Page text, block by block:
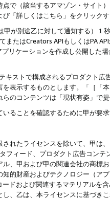
で（該当するアマゾン・サイト
「詳しくはこちら」をクリック
甲が別途乙に対して通知する）
またはCreators APIもしくはPA
プリケーションを作成し公開した
キストで構成されるプロダクト
を表示するものとします。「［「
のコンテンツは「現状有姿」で
ることを確認するために甲が要
れたライセンスを除いて、甲は
フィード、プロダクト広告コン
ル、甲および甲の関連会社の商
的財産およびテクノロジー（ア
ードおよび関連するマテリアル
、乙は、本ライセンスに基づき